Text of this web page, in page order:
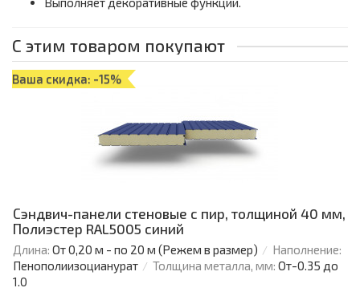
С этим товаром покупают
Ваша скидка: -15%
Сэндвич-панели стеновые с пир, толщиной 40 мм,
Полиэстер RAL5005 синий
Длина: От 0,20 м - по 20 м (Режем в размер)
Наполнение:
Пенополиизоцианурат
Толщина металла, мм: От-0.35 до
1.0